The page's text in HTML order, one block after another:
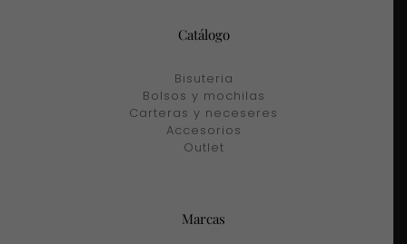
Catálogo
Bisuteria
Bolsos y mochilas
Carteras y neceseres
Accesorios
Outlet
Marcas